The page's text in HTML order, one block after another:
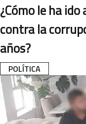
POLÍTICA
¿Cómo le ha
contra la
años?